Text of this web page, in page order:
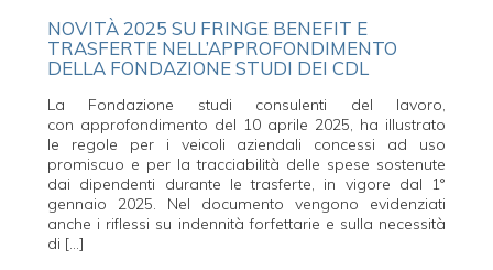
NOVITÀ 2025 SU FRINGE BENEFIT E
TRASFERTE NELL’APPROFONDIMENTO
DELLA FONDAZIONE STUDI DEI CDL
La Fondazione studi consulenti del lavoro,
con approfondimento del 10 aprile 2025, ha illustrato
le regole per i veicoli aziendali concessi ad uso
promiscuo e per la tracciabilità delle spese sostenute
dai dipendenti durante le trasferte, in vigore dal 1°
gennaio 2025. Nel documento vengono evidenziati
anche i riflessi su indennità forfettarie e sulla necessità
di […]